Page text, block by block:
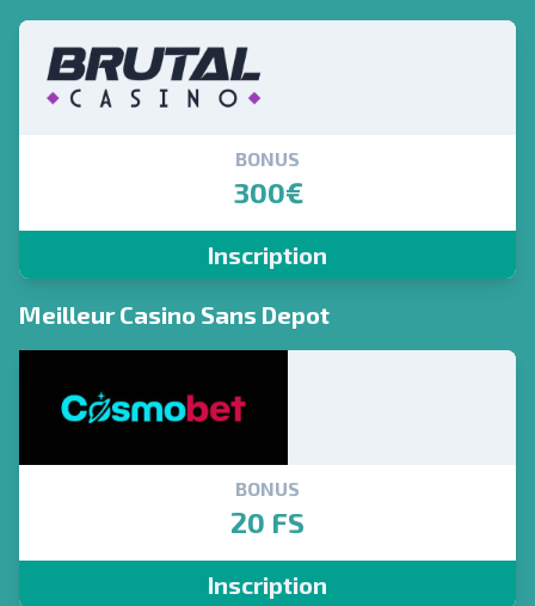
BONUS
300€
Inscription
Meilleur Casino Sans Depot
BONUS
20 FS
Inscription